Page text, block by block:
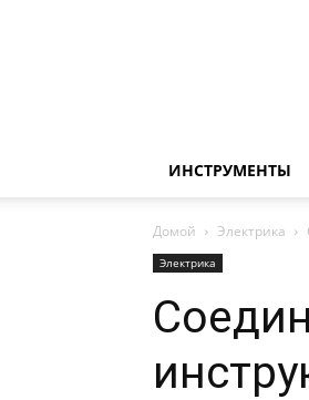
ИНСТРУМЕНТЫ
Домой Электрика
Электрика